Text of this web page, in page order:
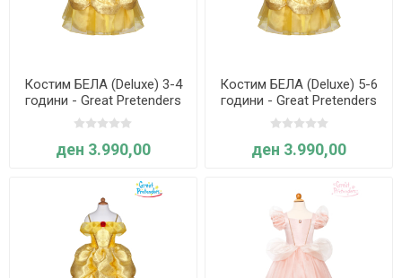
Костим БЕЛА (Deluxe) 3-4
години - Great Pretenders
ден 3.990,00
Костим БЕЛА (Deluxe) 5-6
години - Great Pretenders
ден 3.990,00